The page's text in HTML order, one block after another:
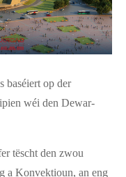
baséiert op der
wéi den Dewar-
tëscht den zwou
a Konvektioun, an eng